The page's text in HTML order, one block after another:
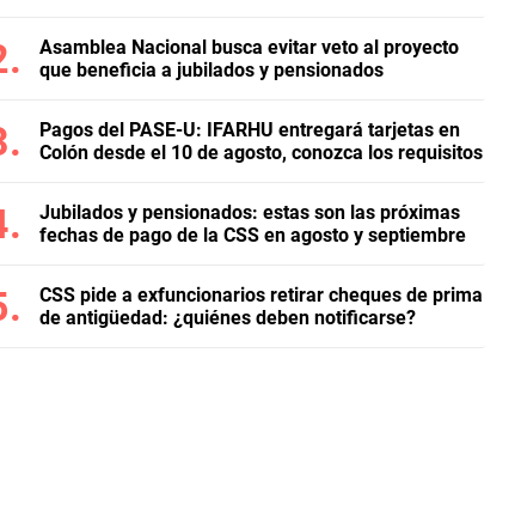
Asamblea Nacional busca evitar veto al proyecto
que beneficia a jubilados y pensionados
Pagos del PASE-U: IFARHU entregará tarjetas en
Colón desde el 10 de agosto, conozca los requisitos
Jubilados y pensionados: estas son las próximas
fechas de pago de la CSS en agosto y septiembre
CSS pide a exfuncionarios retirar cheques de prima
de antigüedad: ¿quiénes deben notificarse?